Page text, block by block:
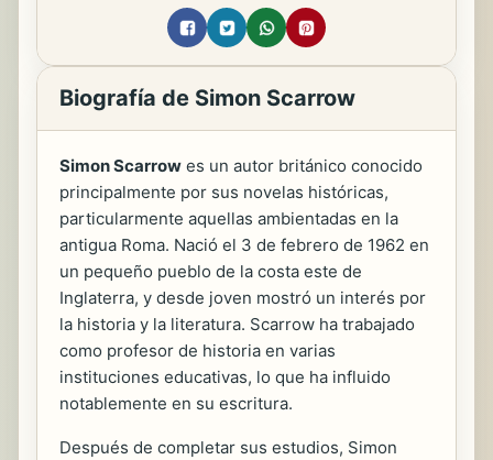
Biografía de Simon Scarrow
Simon Scarrow es un autor británico conocido
principalmente por sus novelas históricas,
particularmente aquellas ambientadas en la
antigua Roma. Nació el 3 de febrero de 1962 en
un pequeño pueblo de la costa este de
Inglaterra, y desde joven mostró un interés por
la historia y la literatura. Scarrow ha trabajado
como profesor de historia en varias
instituciones educativas, lo que ha influido
notablemente en su escritura.
Después de completar sus estudios, Simon